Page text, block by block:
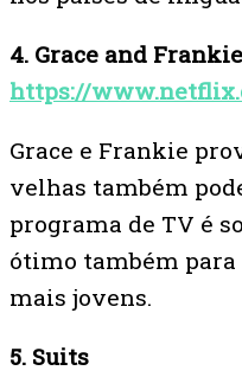
4. Grace and Frankie
https://
Grace e Frankie
velhas também
programa de TV é
ótimo também para
mais jovens.
5. Suits